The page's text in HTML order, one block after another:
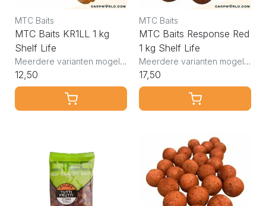
MTC Baits
MTC Baits KR1LL 1 kg
Shelf Life
Meerdere varianten mogelijk
12,50
MTC Baits
MTC Baits Response Red
1 kg Shelf Life
Meerdere varianten mogelijk
17,50